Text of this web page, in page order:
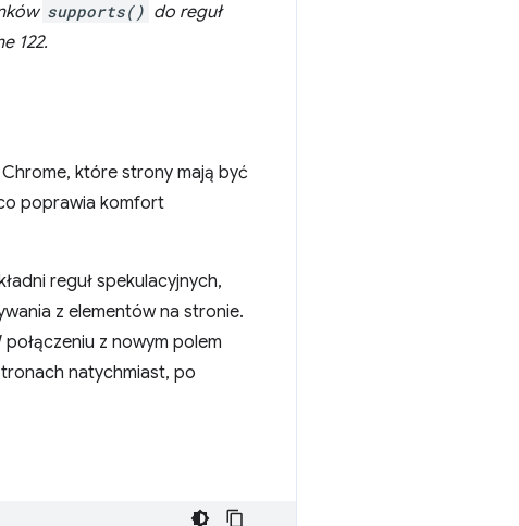
supports() do reguł
122.
które strony mają być
poprawia komfort
reguł spekulacyjnych,
z elementów na stronie.
z nowym polem
natychmiast, po